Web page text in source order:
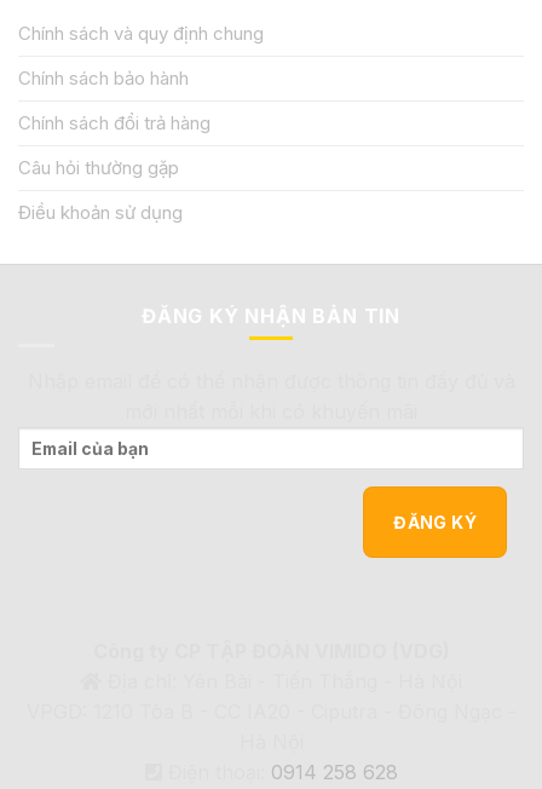
Chính sách và quy định chung
Chính sách bảo hành
Chính sách đổi trả hàng
Câu hỏi thường gặp
Điều khoản sử dụng
ĐĂNG KÝ NHẬN BẢN TIN
0914 258 628